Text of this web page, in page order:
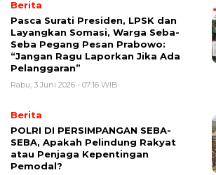
Berita
Pasca Surati Presiden, LPSK dan
Layangkan Somasi, Warga Seba-
Seba Pegang Pesan Prabowo:
“Jangan Ragu Laporkan Jika Ada
Pelanggaran”
Rabu, 3 Juni 2026 - 07:16 WIB
Berita
POLRI DI PERSIMPANGAN SEBA-
SEBA, Apakah Pelindung Rakyat
atau Penjaga Kepentingan
Pemodal?